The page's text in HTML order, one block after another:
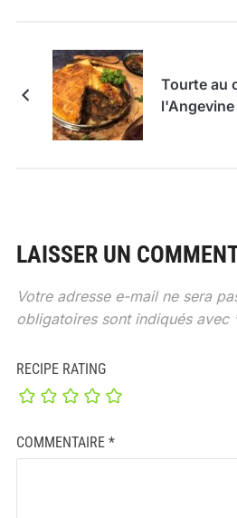
Tourte au
l'Angevine
LAISSER UN
Votre adresse e-mail ne sera
obligatoires sont indiqués avec
RECIPE RATING
COMMENTAIRE *